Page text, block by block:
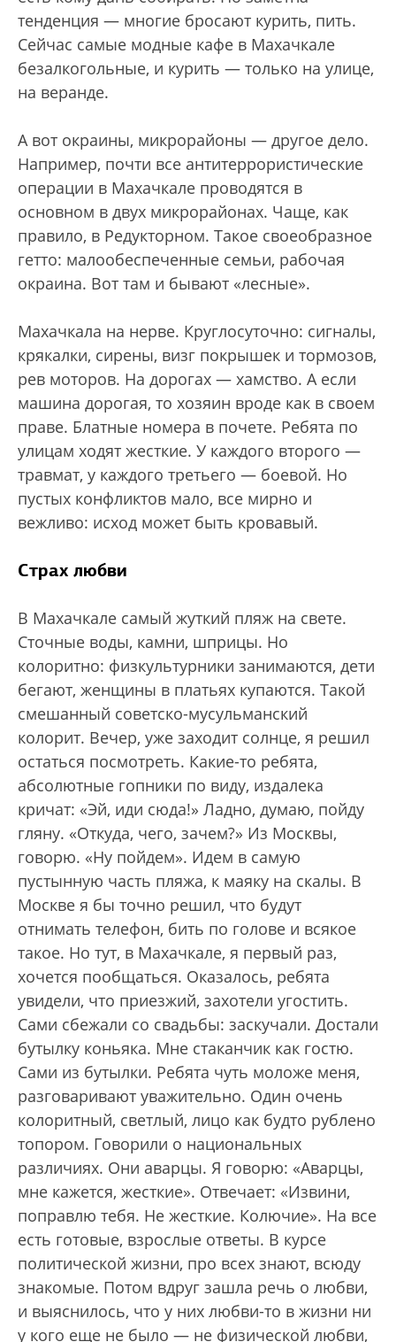
тенденция — многие бросают курить, пить.
Сейчас самые модные кафе в Махачкале
безалкогольные, и курить — только на улице,
на веранде.
А вот окраины, микрорайоны — другое дело.
Например, почти все антитеррористические
операции в Махачкале проводятся в
основном в двух микрорайонах. Чаще, как
правило, в Редукторном. Такое своеобразное
гетто: малообеспеченные семьи, рабочая
окраина. Вот там и бывают «лесные».
Махачкала на нерве. Круглосуточно: сигналы,
крякалки, сирены, визг покрышек и тормозов,
рев моторов. На дорогах — хамство. А если
машина дорогая, то хозяин вроде как в своем
праве. Блатные номера в почете. Ребята по
улицам ходят жесткие. У каждого второго —
травмат, у каждого третьего — боевой. Но
пустых конфликтов мало, все мирно и
вежливо: исход может быть кровавый.
Страх любви
В Махачкале самый жуткий пляж на свете.
Сточные воды, камни, шприцы. Но
колоритно: физкультурники занимаются, дети
бегают, женщины в платьях купаются. Такой
смешанный советско-мусульманский
колорит. Вечер, уже заходит солнце, я решил
остаться посмотреть. Какие-то ребята,
абсолютные гопники по виду, издалека
кричат: «Эй, иди сюда!» Ладно, думаю, пойду
гляну. «Откуда, чего, зачем?» Из Москвы,
говорю. «Ну пойдем». Идем в самую
пустынную часть пляжа, к маяку на скалы. В
Москве я бы точно решил, что будут
отнимать телефон, бить по голове и всякое
такое. Но тут, в Махачкале, я первый раз,
хочется пообщаться. Оказалось, ребята
увидели, что приезжий, захотели угостить.
Сами сбежали со свадьбы: заскучали. Достали
бутылку коньяка. Мне стаканчик как гостю.
Сами из бутылки. Ребята чуть моложе меня,
разговаривают уважительно. Один очень
колоритный, светлый, лицо как будто рублено
топором. Говорили о национальных
различиях. Они аварцы. Я говорю: «Аварцы,
мне кажется, жесткие». Отвечает: «Извини,
поправлю тебя. Не жесткие. Колючие». На все
есть готовые, взрослые ответы. В курсе
политической жизни, про всех знают, всюду
знакомые. Потом вдруг зашла речь о любви,
и выяснилось, что у них любви-то в жизни ни
у кого еще не было — не физической любви,